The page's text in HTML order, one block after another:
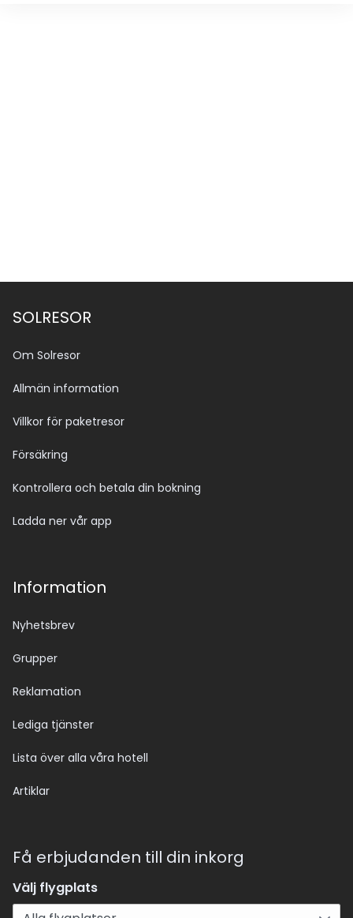
SOLRESOR
Om Solresor
Allmän information
Villkor för paketresor
Försäkring
Kontrollera och betala din bokning
Ladda ner vår app
Information
Nyhetsbrev
Grupper
Reklamation
Lediga tjänster
Lista över alla våra hotell
Artiklar
Få erbjudanden till din inkorg
Välj flygplats